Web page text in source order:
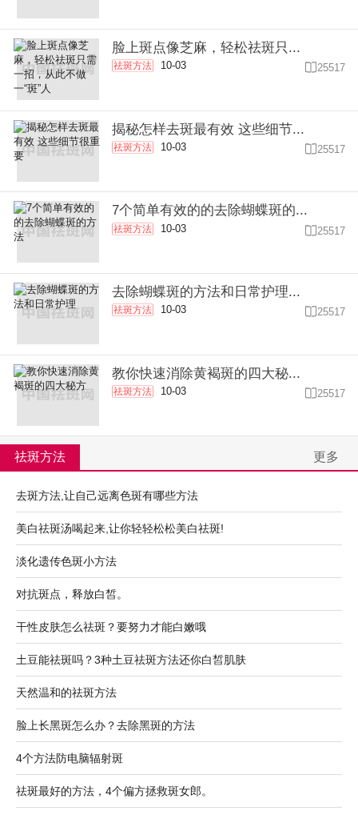
脸上斑点像芝麻，轻松祛斑只...
祛斑方法 10-03 25517
揭秘怎样去斑最有效 这些细节...
祛斑方法 10-03  25517
7个简单有效的的去除蝴蝶斑的...
祛斑方法 10-03 25517
去除蝴蝶斑的方法和日常护理...
祛斑方法 10-03 25517
教你快速消除黄褐斑的四大秘...
祛斑方法 10-03  25517
祛斑方法 更多
去斑方法,让自己远离色斑有哪些方法
美白祛斑汤喝起来,让你轻轻松松美白祛斑!
淡化遗传色斑小方法
对抗斑点，释放白皙。
干性皮肤怎么祛斑？要努力才能白嫩哦
土豆能祛斑吗？3种土豆祛斑方法还你白皙肌肤
天然温和的祛斑方法
脸上长黑斑怎么办？去除黑斑的方法
4个方法防电脑辐射斑
祛斑最好的方法，4个偏方拯救斑女郎。